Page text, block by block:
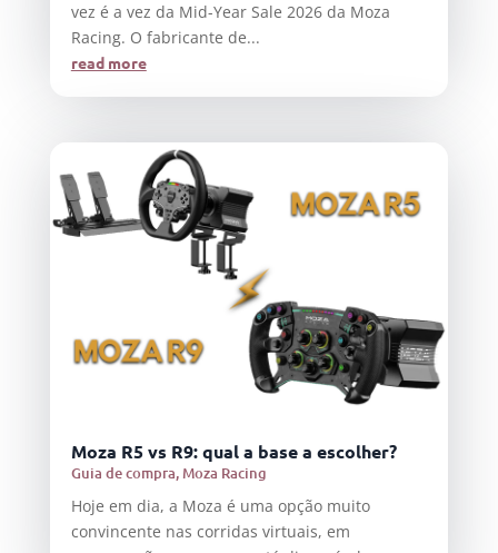
vez é a vez da Mid-Year Sale 2026 da Moza
Racing. O fabricante de...
read more
Moza R5 vs R9: qual a base a escolher?
Guia de compra,Moza Racing
Hoje em dia, a Moza é uma opção muito
convincente nas corridas virtuais, em